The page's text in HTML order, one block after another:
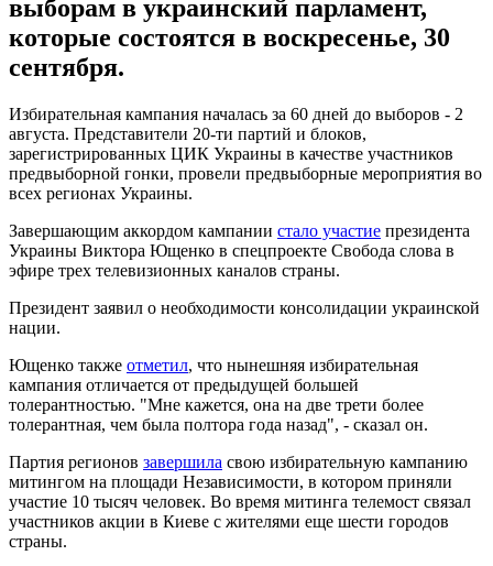
выборам в украинский парламент,
которые состоятся в воскресенье, 30
сентября.
Избирательная кампания началась за 60 дней до выборов - 2
августа. Представители 20-ти партий и блоков,
зарегистрированных ЦИК Украины в качестве участников
предвыборной гонки, провели предвыборные мероприятия во
всех регионах Украины.
Завершающим аккордом кампании стало участие президента
Украины Виктора Ющенко в спецпроекте Свобода слова в
эфире трех телевизионных каналов страны.
Президент заявил о необходимости консолидации украинской
нации.
Ющенко также отметил, что нынешняя избирательная
кампания отличается от предыдущей большей
толерантностью. "Мне кажется, она на две трети более
толерантная, чем была полтора года назад", - сказал он.
Партия регионов завершила свою избирательную кампанию
митингом на площади Независимости, в котором приняли
участие 10 тысяч человек. Во время митинга телемост связал
участников акции в Киеве с жителями еще шести городов
страны.